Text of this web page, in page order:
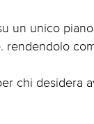
un unico
rendendolo
chi desidera